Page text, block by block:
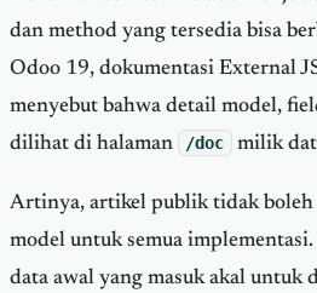
dan method yang tersedia bisa
Odoo 19, dokumentasi External
menyebut bahwa detail model,
dilihat di halaman
/doc milik
Artinya, artikel publik tidak boleh
model untuk semua
data awal yang masuk akal untuk